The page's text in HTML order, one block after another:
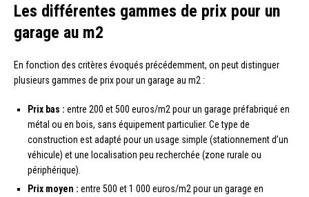
Les différentes gammes de prix pour un
garage au m2
En fonction des critères évoqués précédemment, on peut distinguer
plusieurs gammes de prix pour un garage au m2 :
Prix bas : entre 200 et 500 euros/m2 pour un garage préfabriqué en
métal ou en bois, sans équipement particulier. Ce type de
construction est adapté pour un usage simple (stationnement d’un
véhicule) et une localisation peu recherchée (zone rurale ou
périphérique).
Prix moyen : entre 500 et 1 000 euros/m2 pour un garage en